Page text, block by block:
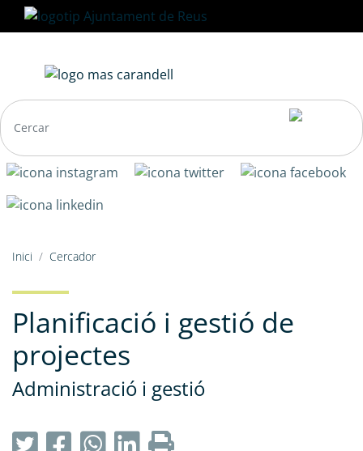
al
Navegació
Fil
Inici Cercador
Planificació i gestió de
projectes
Administració i gestió